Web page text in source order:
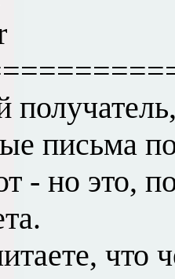
письма
- но это,
что